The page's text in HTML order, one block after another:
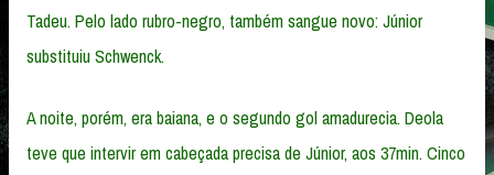
Tadeu. Pelo lado rubro-negro, também sangue novo: Júnior
substituiu Schwenck.
A noite, porém, era baiana, e o segundo gol amadurecia. Deola
teve que intervir em cabeçada precisa de Júnior, aos 37min. Cinco